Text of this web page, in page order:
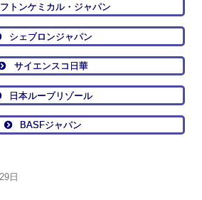
トンケミカル・ジャパン
シェブロンジャパン
サイエンスコ日華
日本ルーブリゾール
BASFジャパン
日